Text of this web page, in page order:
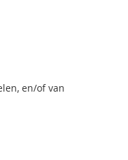
en/of van